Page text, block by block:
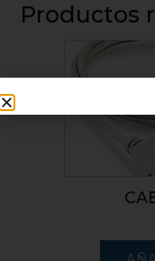
Productos